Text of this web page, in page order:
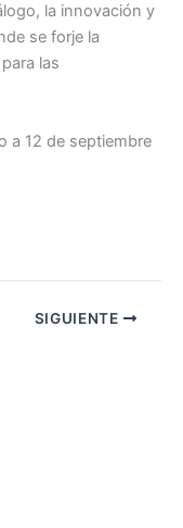
la innovación y
se forje la
las
a 12 de septiembre
SIGUIENTE